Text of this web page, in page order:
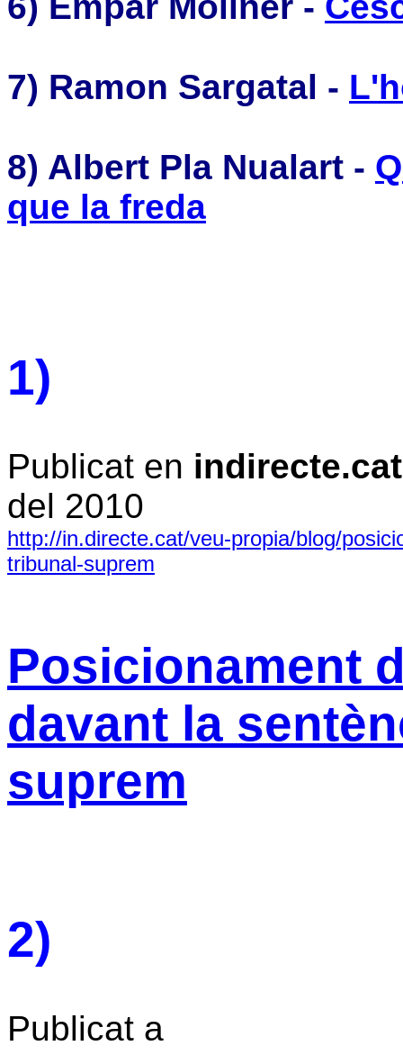
7) Ramon Sargatal -
8) Albert Pla Nualart -
que la freda
1)
Publicat en indirecte.cat
del 2010
http://in.directe.cat/veu-propia/blog/
tribunal-suprem
Posicionament
davant la
suprem
2)
Publicat a